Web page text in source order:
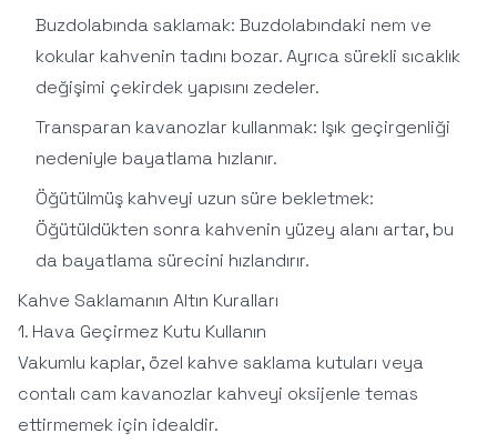
Buzdolabında saklamak: Buzdolabındaki nem ve
kokular kahvenin tadını bozar. Ayrıca sürekli sıcaklık
değişimi çekirdek yapısını zedeler.
Transparan kavanozlar kullanmak: Işık geçirgenliği
nedeniyle bayatlama hızlanır.
Öğütülmüş kahveyi uzun süre bekletmek:
Öğütüldükten sonra kahvenin yüzey alanı artar, bu
da bayatlama sürecini hızlandırır.
Kahve Saklamanın Altın Kuralları
1. Hava Geçirmez Kutu Kullanın
Vakumlu kaplar, özel kahve saklama kutuları veya
contalı cam kavanozlar kahveyi oksijenle temas
ettirmemek için idealdir.